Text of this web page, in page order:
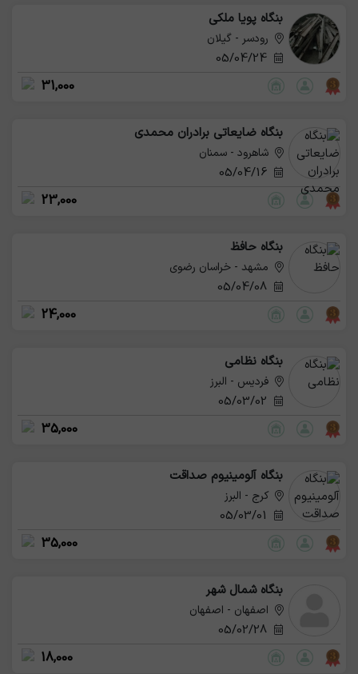
بنگاه پویا ملکی
رودسر - گیلان
05/04/24
31,000
بنگاه ضایعاتی برادران محمدی
شاهرود - سمنان
05/04/16
23,000
بنگاه حافظ
مشهد - خراسان رضوی
05/04/08
24,000
بنگاه نظامی
فردیس - البرز
35,000
بنگاه آلومینیوم صداقت
کرج - البرز
35,000
بنگاه شمال شهر
اصفهان - اصفهان
05/02/28
18,000